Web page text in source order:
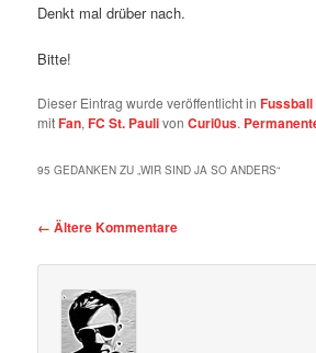
Denkt mal drüber nach.
Bitte!
Dieser Eintrag wurde veröffentlicht inFussball
mitFan,FC St. PaulivonCuri0us.
95 GEDANKEN ZU „WIR SIND JA SO ANDERS“
Kommentar-
← Ältere Kommentare